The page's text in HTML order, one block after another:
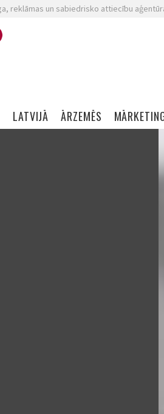
reklāmas un sabiedrisko attiecību
LATVIJĀ ĀRZEMĒS